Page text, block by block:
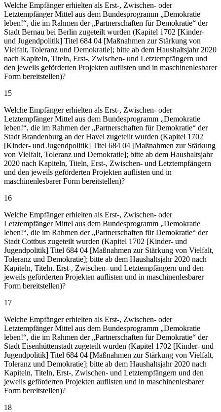
Welche Empfänger erhielten als Erst-, Zwischen- oder
Letztempfänger Mittel aus dem Bundesprogramm „Demokratie
leben!“, die im Rahmen der „Partnerschaften für Demokratie“ der
Stadt Bernau bei Berlin zugeteilt wurden (Kapitel 1702 [Kinder-
und Jugendpolitik] Titel 684 04 [Maßnahmen zur Stärkung von
Vielfalt, Toleranz und Demokratie]; bitte ab dem Haushaltsjahr 2020
nach Kapiteln, Titeln, Erst-, Zwischen- und Letztempfängern und
den jeweils geförderten Projekten auflisten und in maschinenlesbarer
Form bereitstellen)?
15
Welche Empfänger erhielten als Erst-, Zwischen- oder
Letztempfänger Mittel aus dem Bundesprogramm „Demokratie
leben!“, die im Rahmen der „Partnerschaften für Demokratie“ der
Stadt Brandenburg an der Havel zugeteilt wurden (Kapitel 1702
[Kinder- und Jugendpolitik] Titel 684 04 [Maßnahmen zur Stärkung
von Vielfalt, Toleranz und Demokratie]; bitte ab dem Haushaltsjahr
2020 nach Kapiteln, Titeln, Erst-, Zwischen- und Letztempfängern
und den jeweils geförderten Projekten auflisten und in
maschinenlesbarer Form bereitstellen)?
16
Welche Empfänger erhielten als Erst-, Zwischen- oder
Letztempfänger Mittel aus dem Bundesprogramm „Demokratie
leben!“, die im Rahmen der „Partnerschaften für Demokratie“ der
Stadt Cottbus zugeteilt wurden (Kapitel 1702 [Kinder- und
Jugendpolitik] Titel 684 04 [Maßnahmen zur Stärkung von Vielfalt,
Toleranz und Demokratie]; bitte ab dem Haushaltsjahr 2020 nach
Kapiteln, Titeln, Erst-, Zwischen- und Letztempfängern und den
jeweils geförderten Projekten auflisten und in maschinenlesbarer
Form bereitstellen)?
17
Welche Empfänger erhielten als Erst-, Zwischen- oder
Letztempfänger Mittel aus dem Bundesprogramm „Demokratie
leben!“, die im Rahmen der „Partnerschaften für Demokratie“ der
Stadt Eisenhüttenstadt zugeteilt wurden (Kapitel 1702 [Kinder- und
Jugendpolitik] Titel 684 04 [Maßnahmen zur Stärkung von Vielfalt,
Toleranz und Demokratie]; bitte ab dem Haushaltsjahr 2020 nach
Kapiteln, Titeln, Erst-, Zwischen- und Letztempfängern und den
jeweils geförderten Projekten auflisten und in maschinenlesbarer
Form bereitstellen)?
18